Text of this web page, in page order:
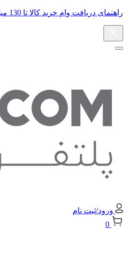
راهنمای دریافت وام خرید کالا تا 130 میلیون تومان
ورود/ثبت نام
0